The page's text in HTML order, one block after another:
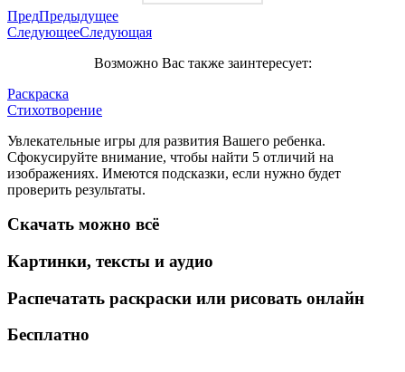
ПредПредыдущее
СледующееСледующая
Возможно Вас также заинтересует:
Раскраска
Стихотворение
Увлекательные игры для развития Вашего ребенка.
Сфокусируйте внимание, чтобы найти 5 отличий на
изображениях. Имеются подсказки, если нужно будет
проверить результаты.
Скачать можно всё
Картинки, тексты и аудио
Распечатать раскраски или рисовать онлайн
Бесплатно